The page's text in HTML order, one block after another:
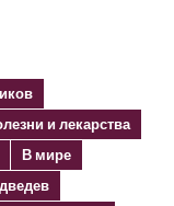
и лекарства
В мире